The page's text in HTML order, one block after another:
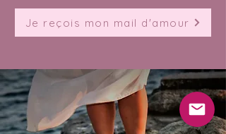
Je reçois mon mail d'amour